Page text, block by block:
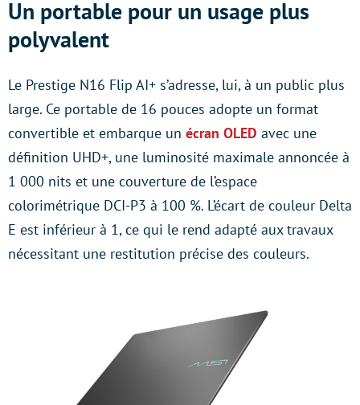
Un portable pour un usage plus
polyvalent
Le Prestige N16 Flip AI+ s’adresse, lui, à un public plus
large. Ce portable de 16 pouces adopte un format
convertible et embarque un écran OLED avec une
définition UHD+, une luminosité maximale annoncée à
1 000 nits et une couverture de l’espace
colorimétrique DCI-P3 à 100 %. L’écart de couleur Delta
E est inférieur à 1, ce qui le rend adapté aux travaux
nécessitant une restitution précise des couleurs.